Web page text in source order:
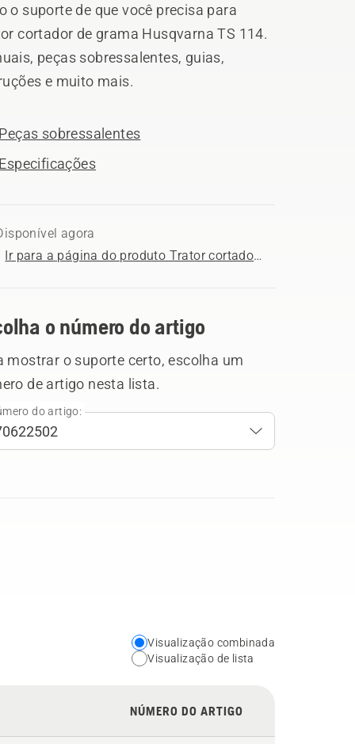
o suporte de que você precisa para
cortador de grama Husqvarna TS 114.
peças sobressalentes, guias,
e muito mais.
Peças sobressalentes
Especificações
agora
Ir para a página do produto Trator cortador de grama Husqvarna TS 114
o número do artigo
mostrar o suporte certo, escolha um
de artigo nesta lista.
do artigo:
Choose
your
view
Visualização combinada
Visualização de lista
NÚMERO DO ARTIGO